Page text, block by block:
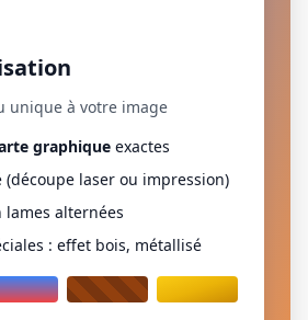
unique à votre image
graphique exactes
(découpe laser ou impression)
lames alternées
: effet bois, métallisé